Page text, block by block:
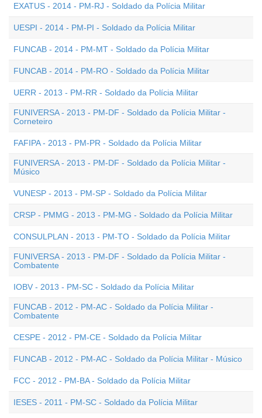
EXATUS - 2014 - PM-RJ - Soldado da Polícia Militar
UESPI - 2014 - PM-PI - Soldado da Polícia Militar
FUNCAB - 2014 - PM-MT - Soldado da Polícia Militar
FUNCAB - 2014 - PM-RO - Soldado da Polícia Militar
UERR - 2013 - PM-RR - Soldado da Polícia Militar
FUNIVERSA - 2013 - PM-DF - Soldado da Polícia Militar -
Corneteiro
FAFIPA - 2013 - PM-PR - Soldado da Polícia Militar
FUNIVERSA - 2013 - PM-DF - Soldado da Polícia Militar -
Músico
VUNESP - 2013 - PM-SP - Soldado da Polícia Militar
CRSP - PMMG - 2013 - PM-MG - Soldado da Polícia Militar
CONSULPLAN - 2013 - PM-TO - Soldado da Polícia Militar
FUNIVERSA - 2013 - PM-DF - Soldado da Polícia Militar -
Combatente
IOBV - 2013 - PM-SC - Soldado da Polícia Militar
FUNCAB - 2012 - PM-AC - Soldado da Polícia Militar -
Combatente
CESPE - 2012 - PM-CE - Soldado da Polícia Militar
FUNCAB - 2012 - PM-AC - Soldado da Polícia Militar - Músico
FCC - 2012 - PM-BA - Soldado da Polícia Militar
IESES - 2011 - PM-SC - Soldado da Polícia Militar